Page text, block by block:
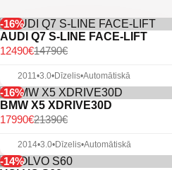
-Multistūre.
-F1 tipa ātruma pārslēgi.
-Mercedes multimedia.
-Bluetooth savienojamība.
-Aizm. parkošanās sensori.
-Pr. parkošanās sensori.
-Automātiskās tuvās gaismas.
-Dinamiskie LED lukturi.
-U.C. ekstras.
-16%
AUDI Q7 S-LINE FACE-LIFT
14790€
12490€
2011•3.0•Dīzelis•Automātiskā
-16%
BMW X5 XDRIVE30D
21390€
17990€
2014•3.0•Dīzelis•Automātiskā
-14%